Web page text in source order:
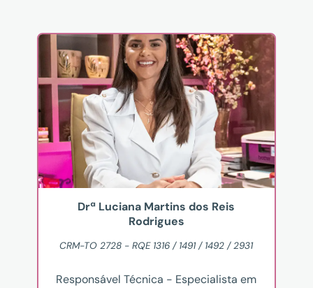
Drª Luciana Martins dos Reis
Rodrigues
CRM-TO 2728 - RQE 1316 / 1491 / 1492 / 2931
Responsável Técnica - Especialista em